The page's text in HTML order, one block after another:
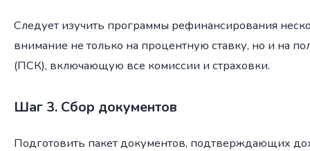
Следует изучить программы рефинансирования
внимание не только на процентную ставку, но и на
(ПСК), включающую все комиссии и страховки.
Шаг 3. Сбор документов
Подготовить пакет документов, подтверждающих